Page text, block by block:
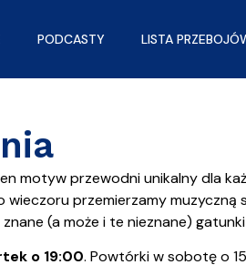
PODCASTY LISTA
motyw przewodni unikalny dla
wieczoru przemierzamy
(a może i te nieznane)
o 19:00. Powtórki w sobotę o